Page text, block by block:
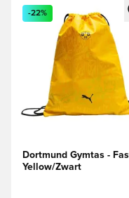
Opent een venster
-22%
Dortmund Gymtas -
Yellow/Zwart